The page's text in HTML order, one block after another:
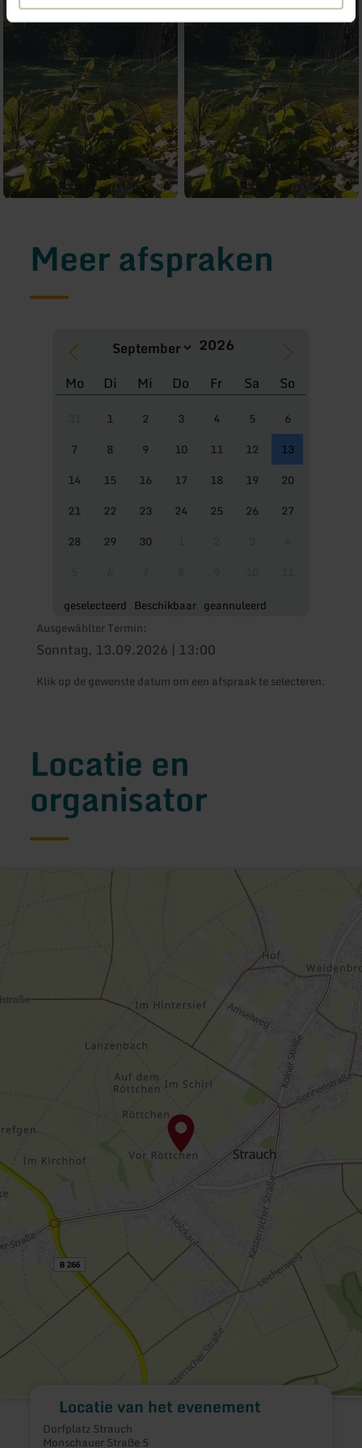
Meer afspraken
Mo Di Mi Do Fr Sa So
1 2 3 4 5
6
7
8 9 10 11 12
13
14
15 16 17 18 19
20
21
22 23 24 25 26
27
28
29 30
geselecteerd Beschikbaar geannuleerd
Ausgewählter Termin:
Sonntag, 13.09.2026 | 13:00
Klik op de gewenste datum om een afspraak te selecteren.
Locatie en
organisator
Locatie van het evenement
Dorfplatz Strauch
Monschauer Straße 5